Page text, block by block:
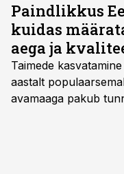
Paindlikkus
kuidas
aega ja
Taimede
aastalt
avamaaga pakub